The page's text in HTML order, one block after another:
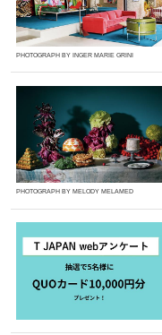
PHOTOGRAPH BY INGER MARIE GRINI
PHOTOGRAPH BY MELODY MELAMED